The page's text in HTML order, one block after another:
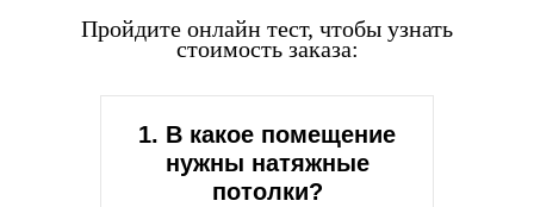
Пройдите онлайн тест, чтобы узнать
стоимость заказа:
1. В какое помещение
нужны натяжные
потолки?